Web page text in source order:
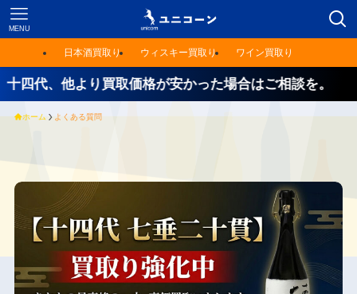
MENU
日本酒買取り ウィスキー買取り ワイン買取り
他より買取価格が安かった場合はご相談を。
ホーム よくある質問